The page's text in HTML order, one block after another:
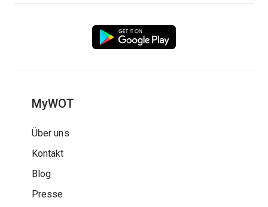
MyWOT
Über uns
Kontakt
Blog
Presse